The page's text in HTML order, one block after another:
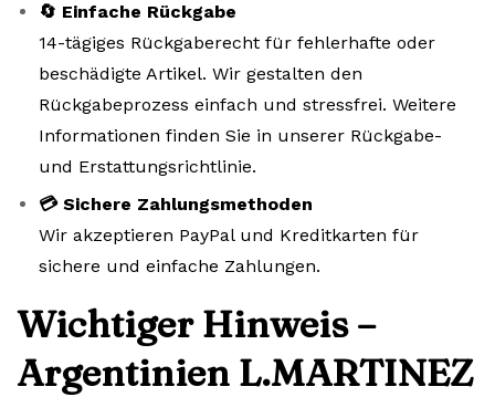
🔄 Einfache Rückgabe
14-tägiges Rückgaberecht für fehlerhafte oder
beschädigte Artikel. Wir gestalten den
Rückgabeprozess einfach und stressfrei. Weitere
Informationen finden Sie in unserer Rückgabe-
und Erstattungsrichtlinie.
💳 Sichere Zahlungsmethoden
Wir akzeptieren PayPal und Kreditkarten für
sichere und einfache Zahlungen.
Wichtiger Hinweis –
Argentinien L.MARTINEZ